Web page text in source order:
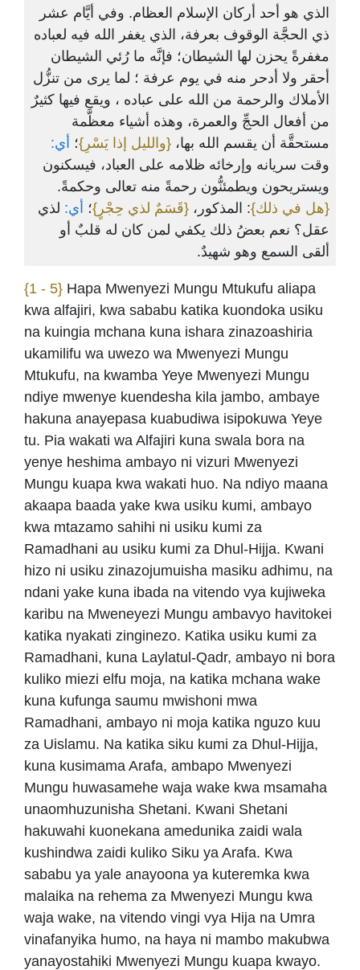
الذي هو أحد أركان الإسلام العظام. وفي أيَّام عشر
ذي الحجَّة الوقوف بعرفة، الذي يغفر الله فيه لعباده
مغفرةً يحزن لها الشيطان؛ فإنَّه ما رُئي الشيطان
أحقر ولا أدحر منه في يوم عرفة ؛ لما يرى من تنزُّل
الأملاك والرحمة من الله على عباده ، ويقع فيها كثيرٌ
من أفعال الحجِّ والعمرة، وهذه أشياء معظَّمة
مستحقَّة أن يقسم الله بها، {والليل إذا يَسْرِ}؛ أي:
وقت سريانه وإرخائه ظلامه على العباد، فيسكنون
ويستريحون ويطمئنُّون رحمةً منه تعالى وحكمةً.
{هل في ذلك}: المذكور، {قَسَمٌ لذي حِجْرٍ}؛ أي: لذي
عقل؟ نعم بعضُ ذلك يكفي لمن كان له قلبٌ أو
ألقى السمع وهو شهيدٌ.
{1 - 5} Hapa Mwenyezi Mungu Mtukufu aliapa
kwa alfajiri, kwa sababu katika kuondoka usiku
na kuingia mchana kuna ishara zinazoashiria
ukamilifu wa uwezo wa Mwenyezi Mungu
Mtukufu, na kwamba Yeye Mwenyezi Mungu
ndiye mwenye kuendesha kila jambo, ambaye
hakuna anayepasa kuabudiwa isipokuwa Yeye
tu. Pia wakati wa Alfajiri kuna swala bora na
yenye heshima ambayo ni vizuri Mwenyezi
Mungu kuapa kwa wakati huo. Na ndiyo maana
akaapa baada yake kwa usiku kumi, ambayo
kwa mtazamo sahihi ni usiku kumi za
Ramadhani au usiku kumi za Dhul-Hijja. Kwani
hizo ni usiku zinazojumuisha masiku adhimu, na
ndani yake kuna ibada na vitendo vya kujiweka
karibu na Mweneyezi Mungu ambavyo havitokei
katika nyakati zinginezo. Katika usiku kumi za
Ramadhani, kuna Laylatul-Qadr, ambayo ni bora
kuliko miezi elfu moja, na katika mchana wake
kuna kufunga saumu mwishoni mwa
Ramadhani, ambayo ni moja katika nguzo kuu
za Uislamu. Na katika siku kumi za Dhul-Hijja,
kuna kusimama Arafa, ambapo Mwenyezi
Mungu huwasamehe waja wake kwa msamaha
unaomhuzunisha Shetani. Kwani Shetani
hakuwahi kuonekana amedunika zaidi wala
kushindwa zaidi kuliko Siku ya Arafa. Kwa
sababu ya yale anayoona ya kuteremka kwa
malaika na rehema za Mwenyezi Mungu kwa
waja wake, na vitendo vingi vya Hija na Umra
vinafanyika humo, na haya ni mambo makubwa
yanayostahiki Mwenyezi Mungu kuapa kwayo.